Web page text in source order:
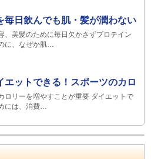
毎日飲んでも肌・髪が潤わない
、美髪のために毎日欠かさずプロテイン
に、なぜか肌…
エットできる！スポーツのカロ
ロリーを増やすことが重要 ダイエットで
には、消費…